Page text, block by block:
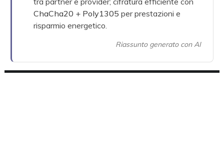
ChaCha20 + Poly1305 per prestazioni e
risparmio energetico.
Riassunto generato con AI